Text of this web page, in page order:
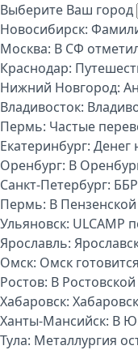
Выберите Ваш город
Новосибирск:
Москва: В СФ
Краснодар:
Нижний Новгород:
Владивосток:
Пермь: Частые
Екатеринбург: Денег
Оренбург: В
Санкт-Петербург:
Пермь: В
Ульяновск: ULCAMP
Ярославль:
Омск: Омск
Ростов: В
Хабаровск:
Ханты-Мансийск: В
Тула: Металлургия